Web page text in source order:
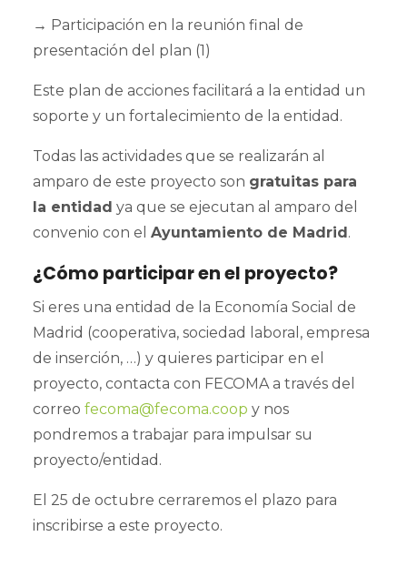
→ Participación en la reunión final de
presentación del plan (1)
Este plan de acciones facilitará a la entidad un
soporte y un fortalecimiento de la entidad.
Todas las actividades que se realizarán al
amparo de este proyecto son gratuitas para
la entidad ya que se ejecutan al amparo del
convenio con el Ayuntamiento de Madrid.
¿Cómo participar en el proyecto?
Si eres una entidad de la Economía Social de
Madrid (cooperativa, sociedad laboral, empresa
de inserción, …) y quieres participar en el
proyecto, contacta con FECOMA a través del
correo fecoma@fecoma.coop y nos
pondremos a trabajar para impulsar su
proyecto/entidad.
El 25 de octubre cerraremos el plazo para
inscribirse a este proyecto.